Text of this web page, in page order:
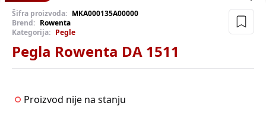
Šifra proizvoda: MKA000135A00000
Brend: Rowenta
Kategorija: Pegle
Pegla Rowenta DA 1511
Proizvod nije na stanju